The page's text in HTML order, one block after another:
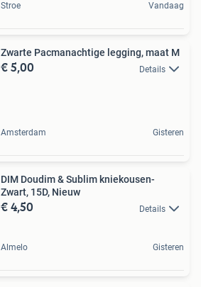
Stroe Vandaag
Zwarte Pacmanachtige legging, maat M
€ 5,00 Details
Amsterdam Gisteren
DIM Doudim & Sublim kniekousen-
Zwart, 15D, Nieuw
€ 4,50 Details
Almelo Gisteren